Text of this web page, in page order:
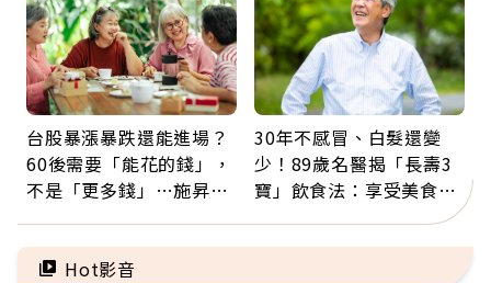
台股暴漲暴跌還能進場？
60後需要「能花的錢」，
不是「更多錢」…施昇
票
30年不感冒、白髮還變
少！89歲名醫揭「長壽3
寶」飲食法：享受美食不
忌口，偶爾也該吃點肉
Hot影音